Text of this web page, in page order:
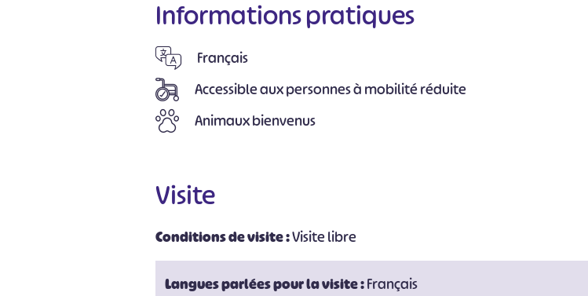
Informations pratiques
Français
Accessible aux personnes à mobilité réduite
Animaux bienvenus
Visite
Conditions de visite :Visite libre
Langues parlées pour la visite :Français
# #